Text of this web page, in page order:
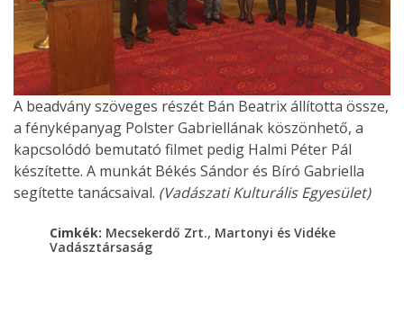
A beadvány szöveges részét Bán Beatrix állította össze,
a fényképanyag Polster Gabriellának köszönhető, a
kapcsolódó bemutató filmet pedig Halmi Péter Pál
készítette. A munkát Békés Sándor és Bíró Gabriella
segítette tanácsaival. (Vadászati Kulturális Egyesület)
Cimkék: Mecsekerdő Zrt., Martonyi és Vidéke
Vadásztársaság